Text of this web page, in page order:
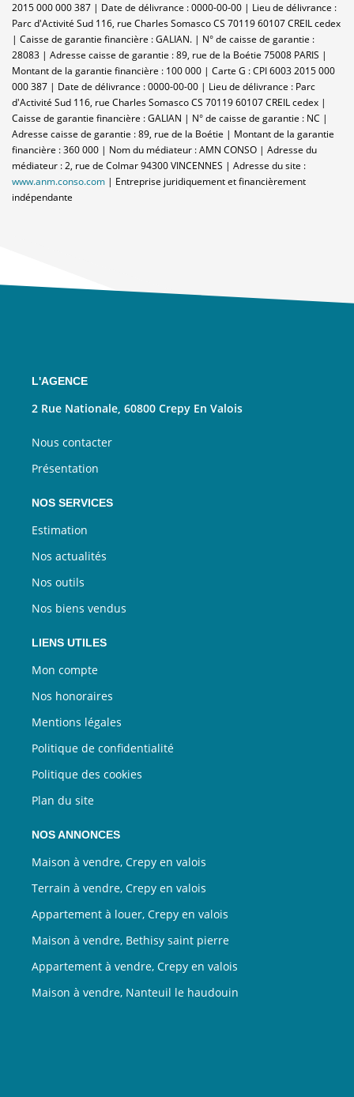
2015 000 000 387 | Date de délivrance : 0000-00-00 | Lieu de délivrance :
Parc d'Activité Sud 116, rue Charles Somasco CS 70119 60107 CREIL cedex
| Caisse de garantie financière : GALIAN. | N° de caisse de garantie :
28083 | Adresse caisse de garantie : 89, rue de la Boétie 75008 PARIS |
Montant de la garantie financière : 100 000 | Carte G : CPI 6003 2015 000
000 387 | Date de délivrance : 0000-00-00 | Lieu de délivrance : Parc
d'Activité Sud 116, rue Charles Somasco CS 70119 60107 CREIL cedex |
Caisse de garantie financière : GALIAN | N° de caisse de garantie : NC |
Adresse caisse de garantie : 89, rue de la Boétie | Montant de la garantie
financière : 360 000 | Nom du médiateur : AMN CONSO | Adresse du
médiateur : 2, rue de Colmar 94300 VINCENNES | Adresse du site :
www.anm.conso.com | Entreprise juridiquement et financièrement
indépendante
L'AGENCE
2 Rue Nationale, 60800 Crepy En Valois
Nous contacter
Présentation
NOS SERVICES
Estimation
Nos actualités
Nos outils
Nos biens vendus
LIENS UTILES
Mon compte
Nos honoraires
Mentions légales
Politique de confidentialité
Politique des cookies
Plan du site
NOS ANNONCES
Maison à vendre, Crepy en valois
Terrain à vendre, Crepy en valois
Appartement à louer, Crepy en valois
Maison à vendre, Bethisy saint pierre
Appartement à vendre, Crepy en valois
Maison à vendre, Nanteuil le haudouin